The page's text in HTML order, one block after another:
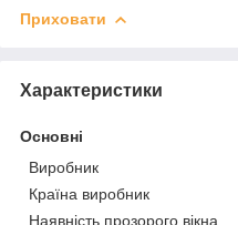
Приховати
Характеристики
Основні
Виробник
Країна виробник
Наявність прозорого вікна